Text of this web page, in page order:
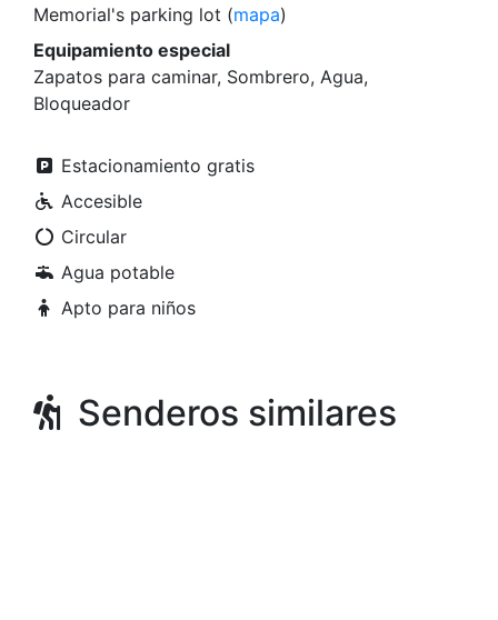
Memorial's parking lot (mapa)
Equipamiento especial
Zapatos para caminar, Sombrero, Agua,
Bloqueador
Estacionamiento gratis
Accesible
Circular
Agua potable
Apto para niños
Senderos similares